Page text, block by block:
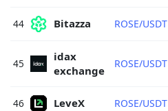
44 Bitazza ROSE/USDT
45
idax
exchange
ROSE/USDT
46 LeveX ROSE/USDT